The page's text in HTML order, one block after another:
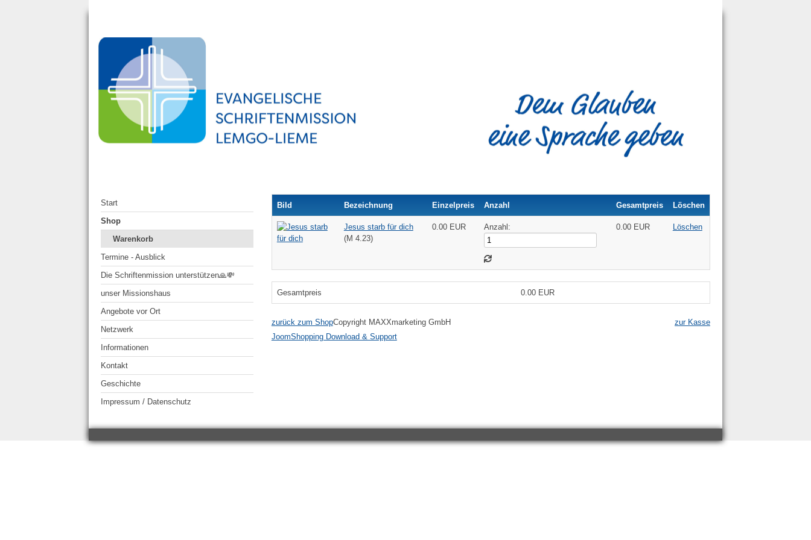
Start
Shop
Warenkorb
Termine - Ausblick
Die Schriftenmission unterstützen🙏💸
unser Missionshaus
Angebote vor Ort
Netzwerk
Informationen
Kontakt
Geschichte
Impressum / Datenschutz
Bild Bezeichnung Einzelpreis Anzahl Gesamtpreis Löschen
Jesus starb für dich
(M 4.23)
0.00 EUR Anzahl: 0.00 EUR Löschen
Gesamtpreis 0.00 EUR
zurück zum Shop zur Kasse
Copyright MAXXmarketing GmbH
JoomShopping Download & Support